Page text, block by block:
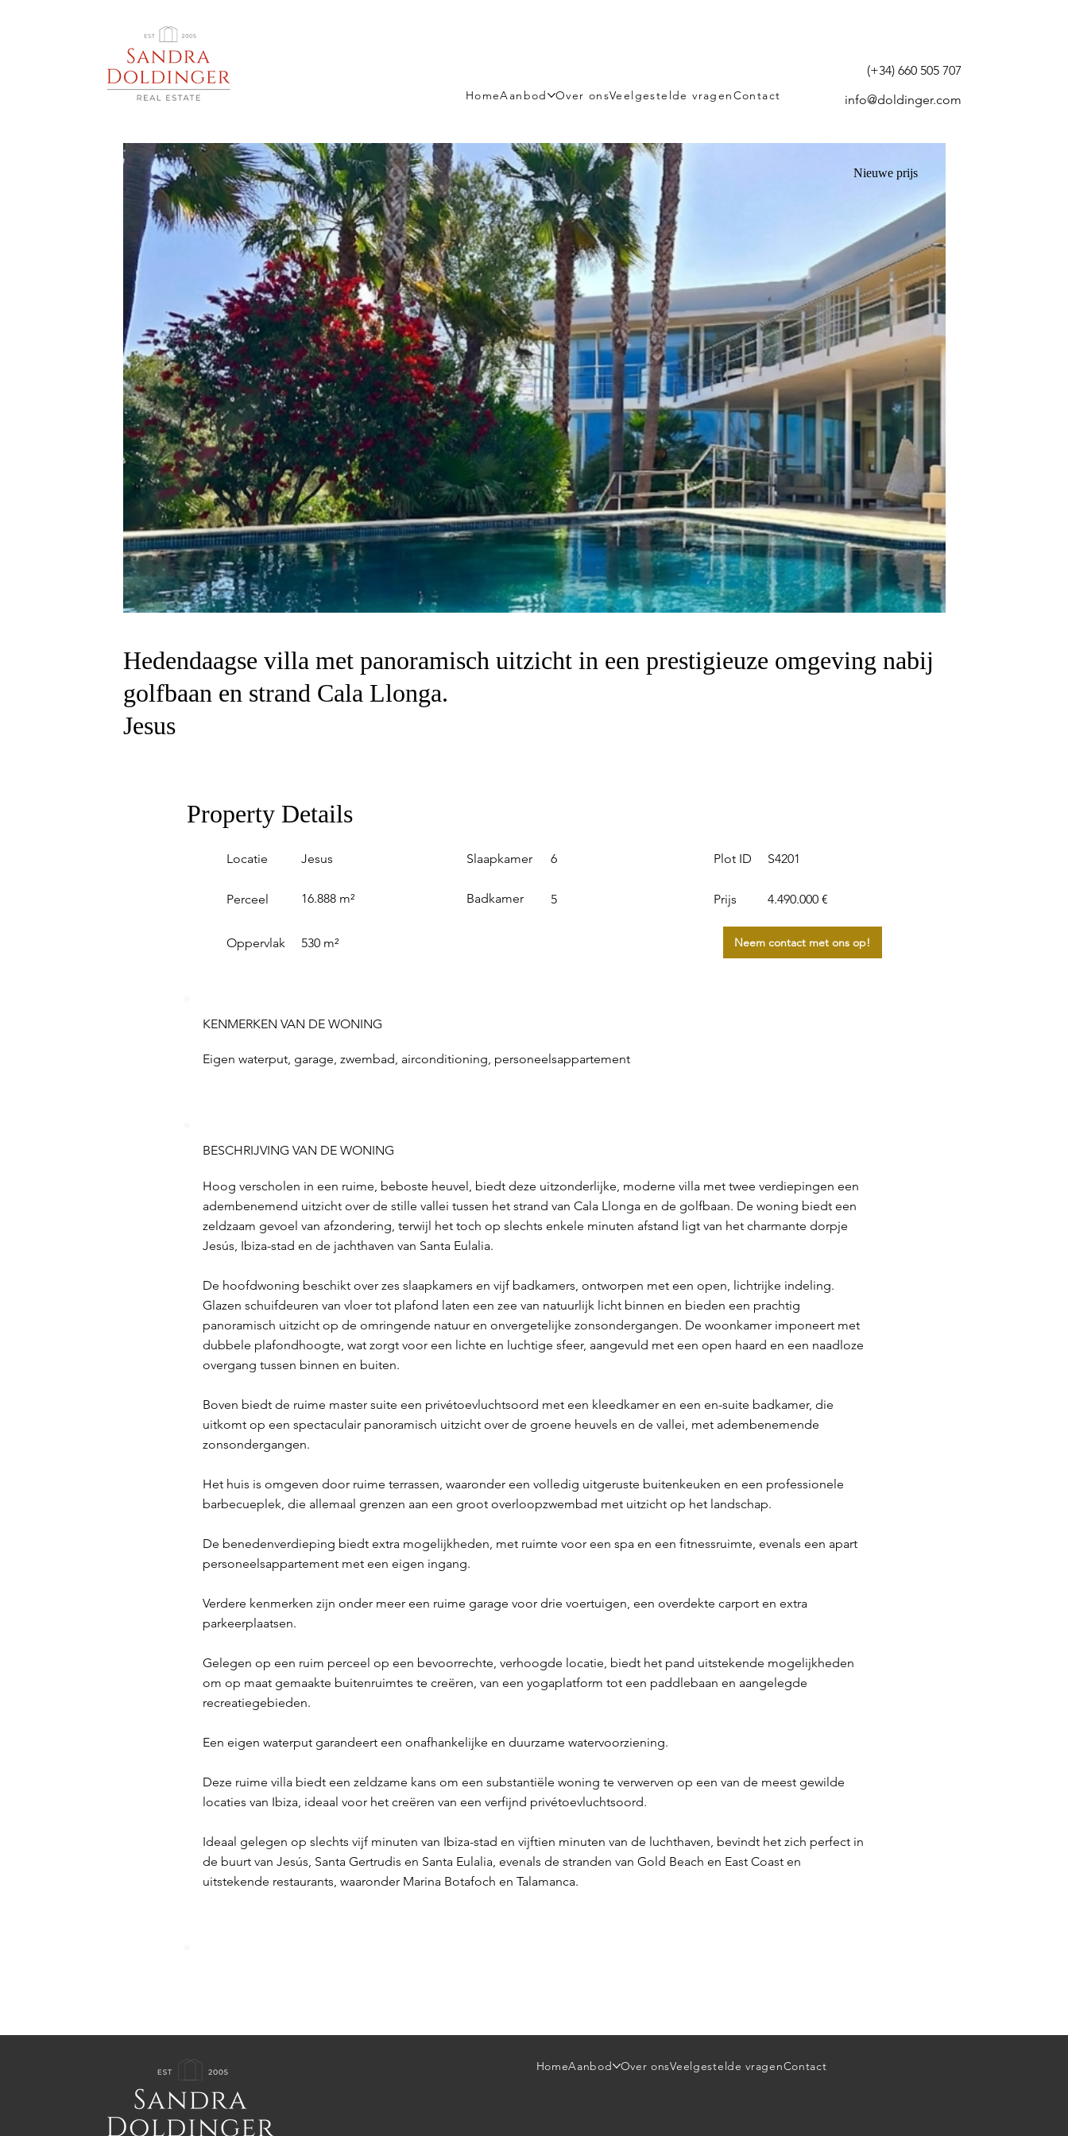
HomeAanbod Over onsVeelgestelde vragenContact info@doldinger.com
(+34) 660 505 707
Nieuwe prijs
Hedendaagse villa met panoramisch uitzicht in een prestigieuze omgeving nabij
golfbaan en strand Cala Llonga.
Jesus
Property Details
Locatie
Perceel
Oppervlak
Jesus
16.888 m²
530 m²
Slaapkamer
Badkamer
6
5
Plot ID
Prijs
S4201
4.490.000 €
Neem contact met ons op!
KENMERKEN VAN DE WONING
Eigen waterput, garage, zwembad, airconditioning, personeelsappartement
BESCHRIJVING VAN DE WONING
Hoog verscholen in een ruime, beboste heuvel, biedt deze uitzonderlijke, moderne villa met twee verdiepingen een
adembenemend uitzicht over de stille vallei tussen het strand van Cala Llonga en de golfbaan. De woning biedt een
zeldzaam gevoel van afzondering, terwijl het toch op slechts enkele minuten afstand ligt van het charmante dorpje
Jesús, Ibiza-stad en de jachthaven van Santa Eulalia.
De hoofdwoning beschikt over zes slaapkamers en vijf badkamers, ontworpen met een open, lichtrijke indeling.
Glazen schuifdeuren van vloer tot plafond laten een zee van natuurlijk licht binnen en bieden een prachtig
panoramisch uitzicht op de omringende natuur en onvergetelijke zonsondergangen. De woonkamer imponeert met
dubbele plafondhoogte, wat zorgt voor een lichte en luchtige sfeer, aangevuld met een open haard en een naadloze
overgang tussen binnen en buiten.
Boven biedt de ruime master suite een privétoevluchtsoord met een kleedkamer en een en-suite badkamer, die
uitkomt op een spectaculair panoramisch uitzicht over de groene heuvels en de vallei, met adembenemende
zonsondergangen.
Het huis is omgeven door ruime terrassen, waaronder een volledig uitgeruste buitenkeuken en een professionele
barbecueplek, die allemaal grenzen aan een groot overloopzwembad met uitzicht op het landschap.
De benedenverdieping biedt extra mogelijkheden, met ruimte voor een spa en een fitnessruimte, evenals een apart
personeelsappartement met een eigen ingang.
Verdere kenmerken zijn onder meer een ruime garage voor drie voertuigen, een overdekte carport en extra
parkeerplaatsen.
Gelegen op een ruim perceel op een bevoorrechte, verhoogde locatie, biedt het pand uitstekende mogelijkheden
om op maat gemaakte buitenruimtes te creëren, van een yogaplatform tot een paddlebaan en aangelegde
recreatiegebieden.
Een eigen waterput garandeert een onafhankelijke en duurzame watervoorziening.
Deze ruime villa biedt een zeldzame kans om een substantiële woning te verwerven op een van de meest gewilde
locaties van Ibiza, ideaal voor het creëren van een verfijnd privétoevluchtsoord.
Ideaal gelegen op slechts vijf minuten van Ibiza-stad en vijftien minuten van de luchthaven, bevindt het zich perfect in
de buurt van Jesús, Santa Gertrudis en Santa Eulalia, evenals de stranden van Gold Beach en East Coast en
uitstekende restaurants, waaronder Marina Botafoch en Talamanca.
HomeAanbod Over onsVeelgestelde vragenContact